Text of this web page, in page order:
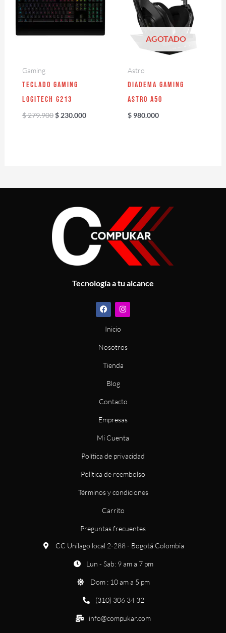
Gaming
Teclado Gaming
Logitech G213
$279.900
$ 279.900.
$230.000
$ 230.000.
AGOTADO
Astro
Diadema Gaming
Astro A50
$ 980.000
Tecnología a tu alcance
F
a
c
e
o
o
I
n
s
r
m
Inicio
Nosotros
Tienda
Blog
Contacto
Empresas
Mi Cuenta
Política de privacidad
Política de reembolso
Términos y condiciones
Carrito
Preguntas frecuentes
CC Unilago local 2-288 - Bogotá Colombia
Lun - Sab: 9 am a 7 pm
Dom : 10 am a 5 pm
(310) 306 34 32
info@compukar.com